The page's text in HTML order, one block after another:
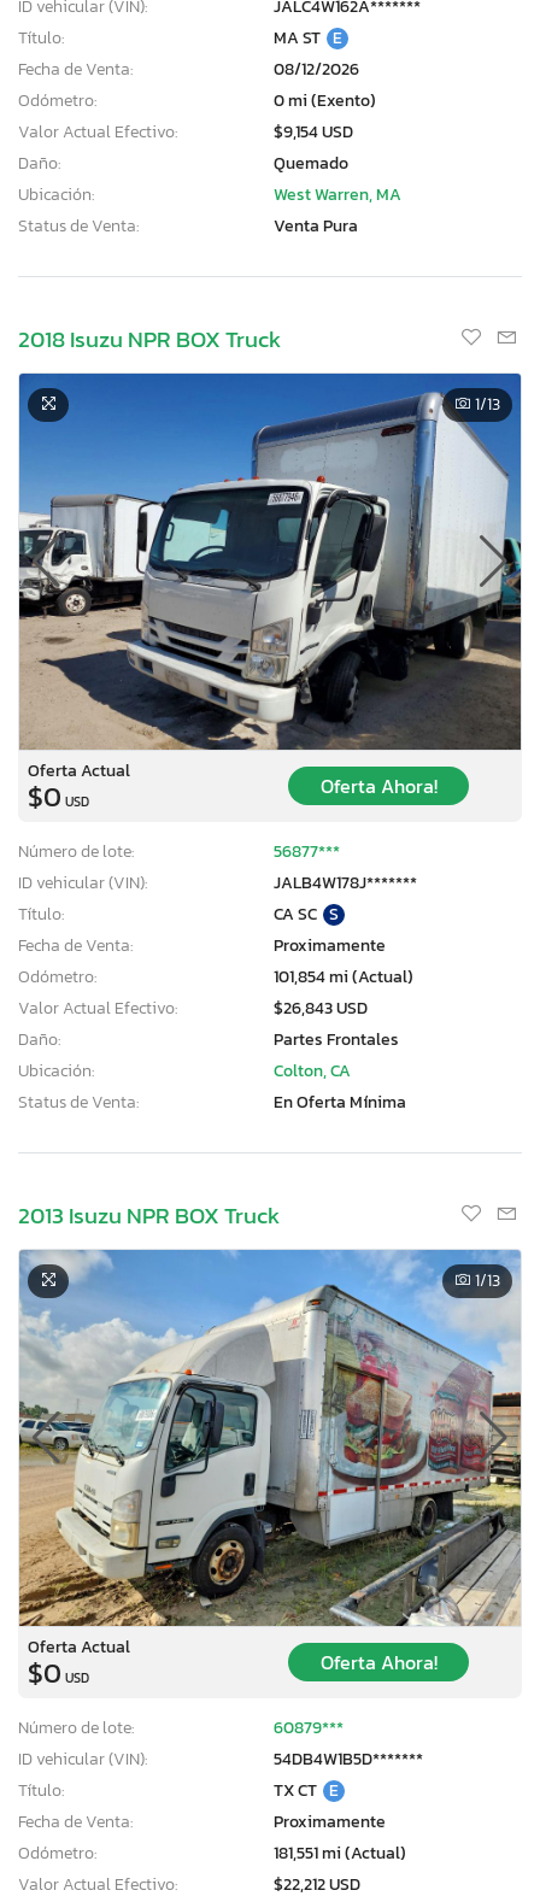
ID vehicular (VIN):
JALC4W162A*******
Título:
MA ST E
Fecha de Venta:
08/12/2026
Odómetro:
0 mi (Exento)
Valor Actual Efectivo:
$9,154 USD
Daño:
Quemado
Ubicación:
West Warren, MA
Status de Venta:
Venta Pura
2018 Isuzu NPR BOX Truck
1/13
Oferta Actual
$0 USD
Oferta Ahora!
Número de lote:
56877***
ID vehicular (VIN):
JALB4W178J*******
Título:
CA SC S
Fecha de Venta:
Proximamente
Odómetro:
101,854 mi (Actual)
Valor Actual Efectivo:
$26,843 USD
Daño:
Partes Frontales
Ubicación:
Colton, CA
Status de Venta:
En Oferta Mínima
2013 Isuzu NPR BOX Truck
1/13
Oferta Actual
$0 USD
Oferta Ahora!
Número de lote:
60879***
ID vehicular (VIN):
54DB4W1B5D*******
Título:
TX CT E
Fecha de Venta:
Proximamente
Odómetro:
181,551 mi (Actual)
Valor Actual Efectivo:
$22,212 USD